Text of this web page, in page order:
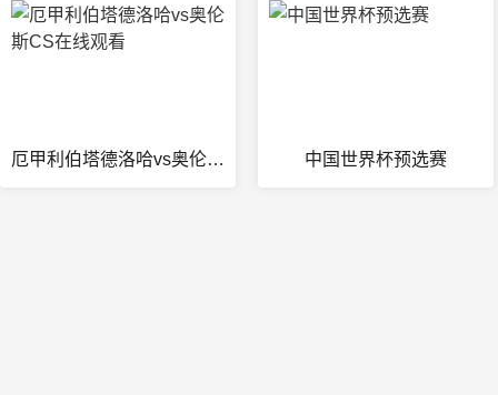
厄甲利伯塔德洛哈vs奥伦斯CS在线观看 中国世界杯预选赛